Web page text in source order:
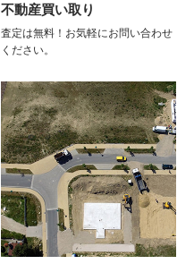
不動産買い取り
査定は無料！お気軽にお問い合わせ
ください。